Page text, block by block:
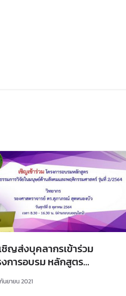
ชิญส่งบุคลากรเข้าร่วม
งการอบรม หลักสูตร
ยธรรมการวิจัยในมนุษย์ด้าน
มและพฤติกรรมศาสตร์ รุ่นที่
นยายน 2021